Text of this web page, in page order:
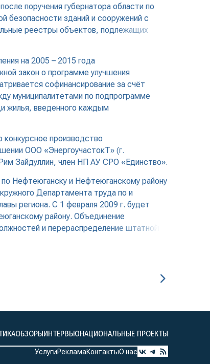
поручения губернатора области по
безопасности зданий и сооружений с
реестры объектов, подлежащих
на 2005 – 2015 года
закон о программе улучшения
софинансирование за счёт
муниципалитетами по подпрограмме
жилья, введенного каждым
производство
ООО «ЭнергоучастокТ» (г.
Зайдуллин, член НП АУ СРО «Единство».
Нефтеюганску и Нефтеюганскому району
Департамента труда по и
региона. С 1 февраля 2009 г. будет
району. Объединение
и перераспределение штатной
ОБЗОРЫИНТЕРВЬЮНАЦИОНАЛЬНЫЕ ПРОЕКТЫ
УслугиРекламаКонтактыО нас